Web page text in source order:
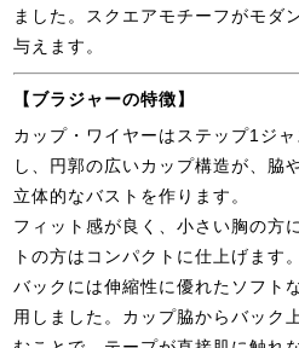
ました。スクエアモチーフがモダ
与えます。
【ブラジャーの特徴】
カップ・ワイヤーはステップ1ジ
し、円郭の広いカップ構造が、脇
立体的なバストを作ります。
フィット感が良く、小さい胸の方
トの方はコンパクトに仕上げます。
バックには伸縮性に優れたソフト
用しました。カップ脇からバック